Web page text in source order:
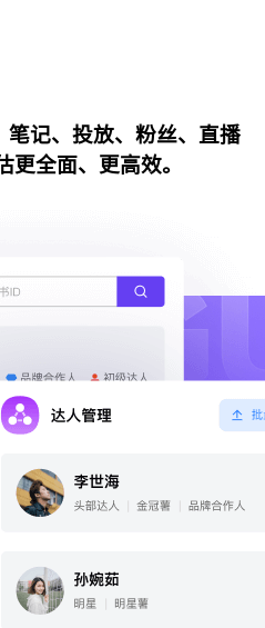
记、投放、粉丝、直播
更全面、更高效。